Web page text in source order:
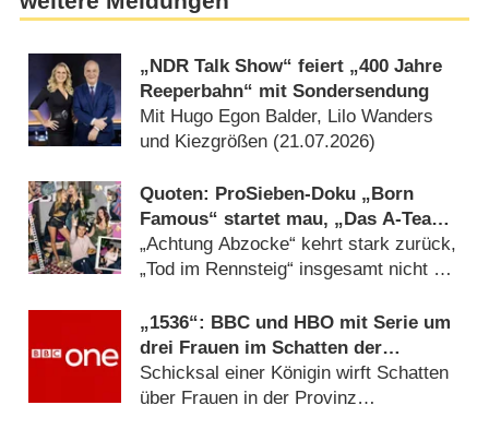
„NDR Talk Show“ feiert „400 Jahre
Reeperbahn“ mit Sondersendung
Mit Hugo Egon Balder, Lilo Wanders
und Kiezgrößen (21.07.2026)
Quoten: ProSieben-Doku „Born
Famous“ startet mau, „Das A-Team“
holt Zielgruppensieg
„Achtung Abzocke“ kehrt stark zurück,
„Tod im Rennsteig“ insgesamt nicht zu
„1536“: BBC und HBO mit Serie um
drei Frauen im Schatten der
Verhaftung von Anne Boleyn
Schicksal einer Königin wirft Schatten
über Frauen in der Provinz